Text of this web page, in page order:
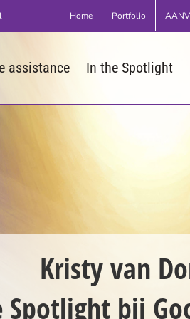
Home Portfolio
assistance In the Spotlight
Kristy van
Spotlight bij